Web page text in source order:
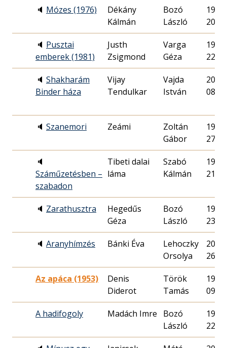
🔈 Mózes (1976)
Dékány
Kálmán
Bozó
László
20.
🔈 Pusztai
emberek (1981)
Justh
Zsigmond
Varga
Géza
22.
🔈 Shakharám
Binder háza
Vijay
Tendulkar
Vajda
István
08.
🔈 Szanemori Zeámi
Zoltán
Gábor
27.
🔈
Száműzetésben –
szabadon
Tibeti dalai
láma
Szabó
Kálmán
21.
🔈 Zarathusztra
Hegedűs
Géza
Bozó
László
23.
🔈 Aranyhímzés Bánki Éva
Lehoczky
Orsolya
26.
Az apáca (1953)
Denis
Diderot
Török
Tamás
09.
A hadifogoly Madách Imre
Bozó
László
22.